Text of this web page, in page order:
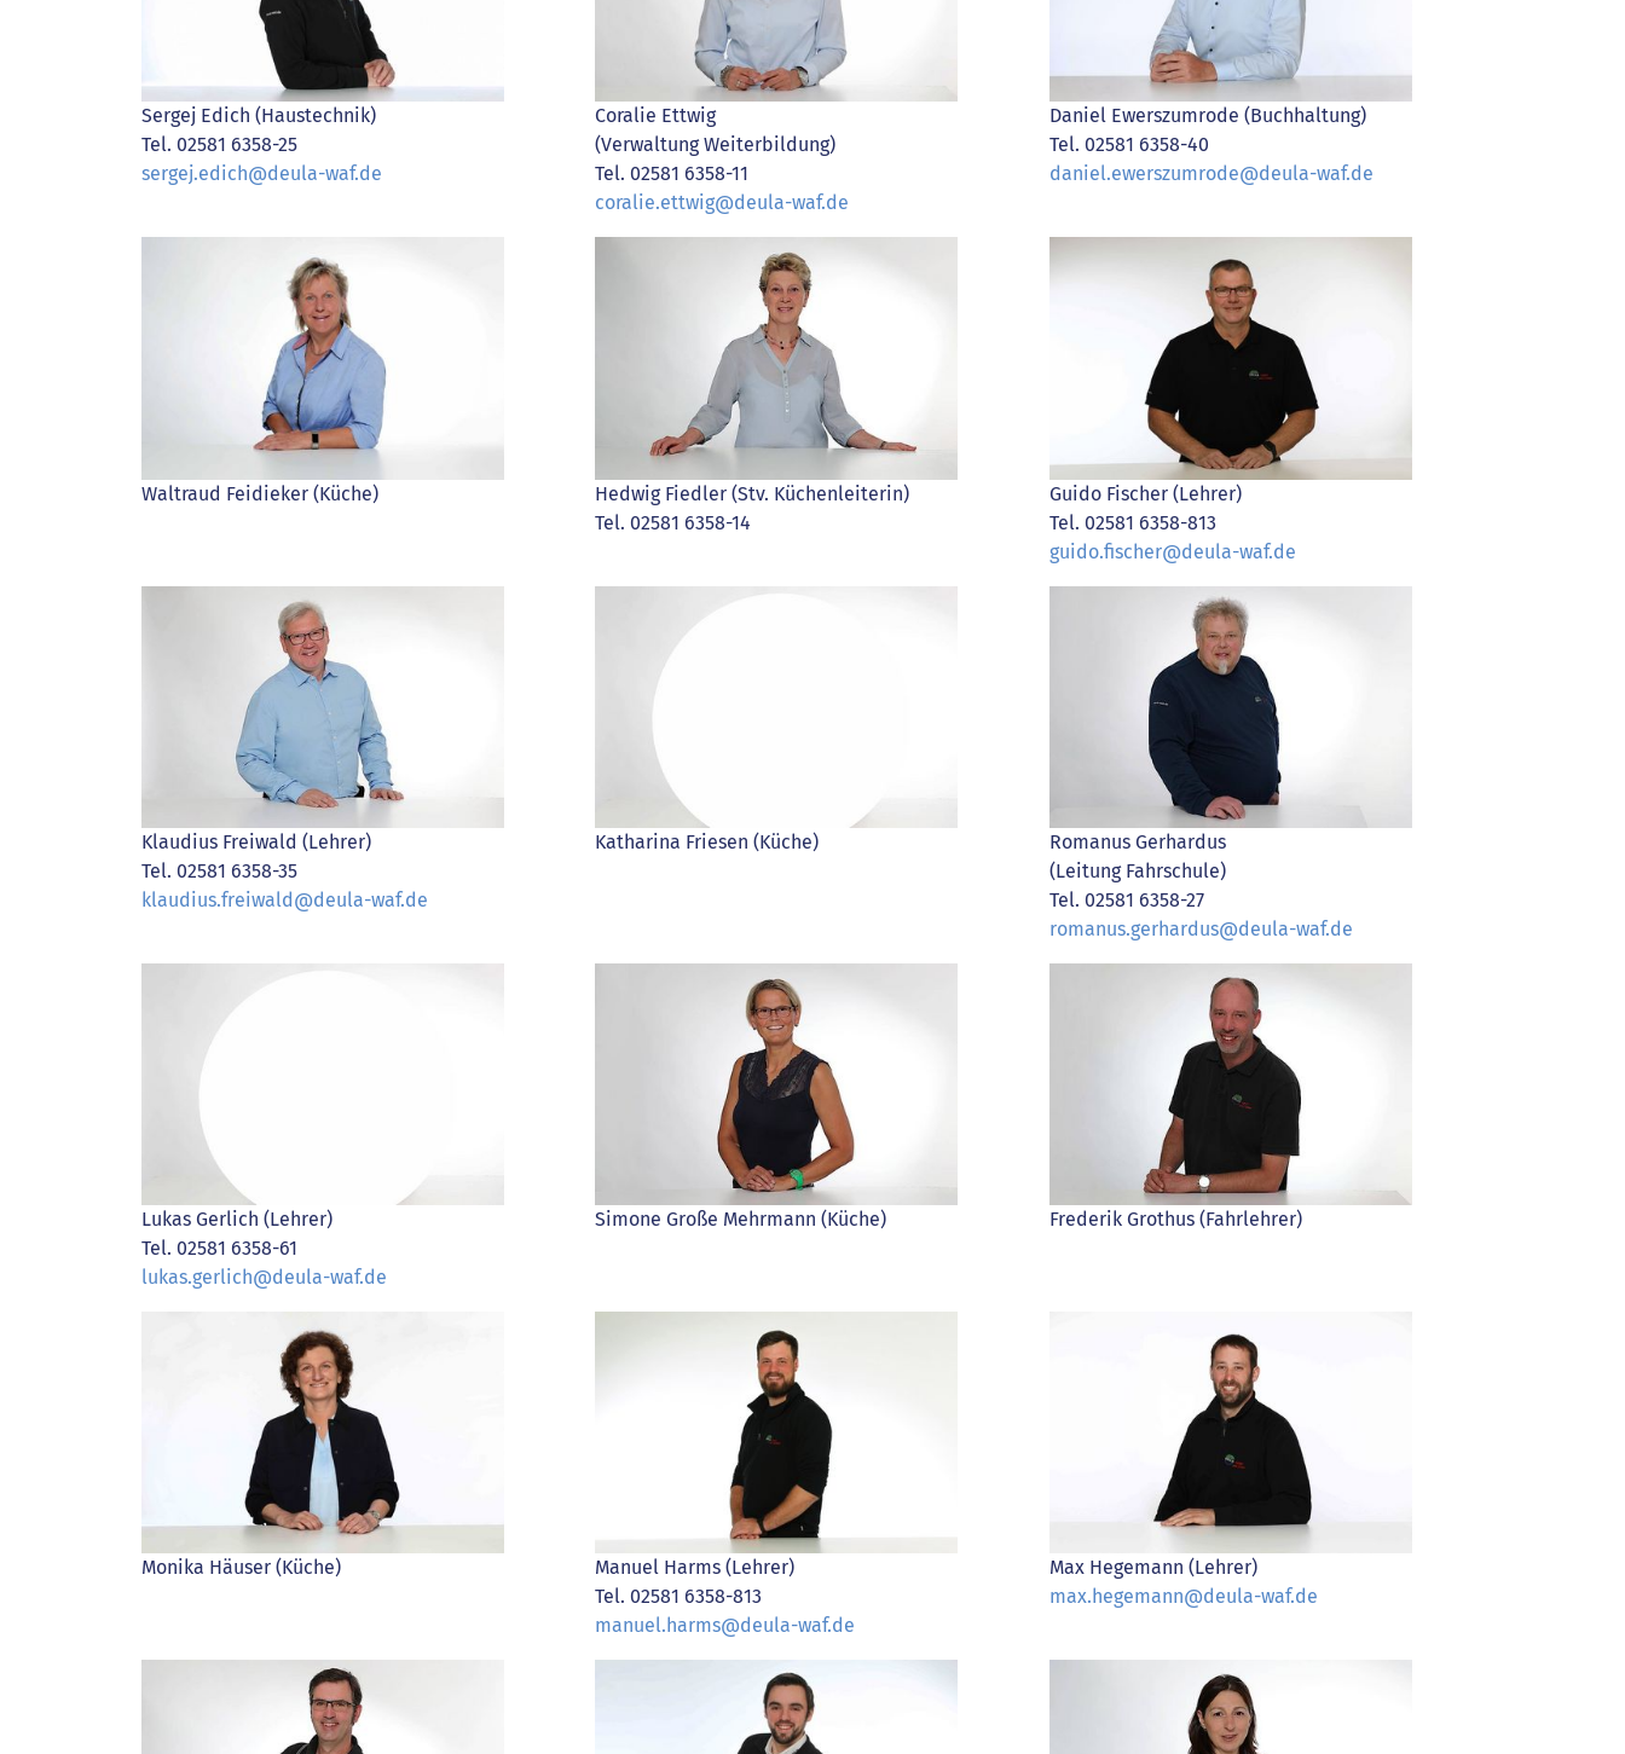
Sergej Edich (Haustechnik)
Tel. 02581 6358-25
sergej.edich@deula-waf.de
Coralie Ettwig
(Verwaltung Weiterbildung)
Tel. 02581 6358-11
coralie.ettwig@deula-waf.de
Daniel Ewerszumrode (Buchhaltung)
Tel. 02581 6358-40
daniel.ewerszumrode@deula-waf.de
Waltraud Feidieker (Küche)
Hedwig Fiedler (Stv. Küchenleiterin)
Tel. 02581 6358-14
Guido Fischer (Lehrer)
Tel. 02581 6358-813
guido.fischer@deula-waf.de
Klaudius Freiwald (Lehrer)
Tel. 02581 6358-35
klaudius.freiwald@deula-waf.de
Katharina Friesen (Küche)
Romanus Gerhardus
(Leitung Fahrschule)
Tel. 02581 6358-27
romanus.gerhardus@deula-waf.de
Lukas Gerlich (Lehrer)
Tel. 02581 6358-61
lukas.gerlich@deula-waf.de
Simone Große Mehrmann (Küche) Frederik Grothus (Fahrlehrer)
Monika Häuser (Küche)
Manuel Harms (Lehrer)
Tel. 02581 6358-813
manuel.harms@deula-waf.de
Max Hegemann (Lehrer)
max.hegemann@deula-waf.de